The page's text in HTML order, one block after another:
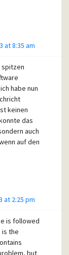
at 8:35 am
spitzen
habe nun
keinen
das
auch
auf den
nach
at 2:25 pm
is followed
is the
but